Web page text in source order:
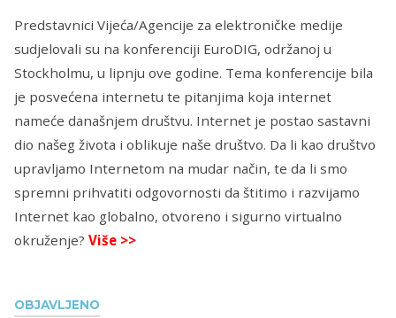
OBJAVLJENO
Predstavnici Vijeća/Agencije za elektroničke medije
sudjelovali su na konferenciji EuroDIG, održanoj u
Stockholmu, u lipnju ove godine. Tema konferencije bila
je posvećena internetu te pitanjima koja internet
nameće današnjem društvu. Internet je postao sastavni
dio našeg života i oblikuje naše društvo. Da li kao društvo
upravljamo Internetom na mudar način, te da li smo
spremni prihvatiti odgovornosti da štitimo i razvijamo
Internet kao globalno, otvoreno i sigurno virtualno
okruženje? Više >>